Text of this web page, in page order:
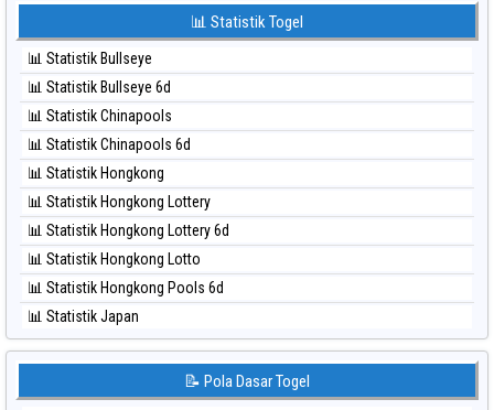
⚽ Bola Merah Taiwan
⚽ Bola Hitam Kuda Lari
⚽ Bola Hitam Magnum Cambodia
⚽ Bola Hitam Nagoya
⚽ Bola Hitam North Carolina Day
⚽ Bola Hitam Pcso
⚽ Bola Hitam Sao Paulo
⚽ Bola Hitam Singapore
⚽ Bola Hitam Sydney
⚽ Bola Hitam Sydney Lottery
⚽ Bola Hitam Sydney Lottery 6d
⚽ Bola Hitam Sydney Lotto
📊 Statistik Togel
📊 Statistik Bullseye
📊 Statistik Bullseye 6d
📊 Statistik Chinapools
📊 Statistik Chinapools 6d
📊 Statistik Hongkong
📊 Statistik Hongkong Lottery
📊 Statistik Hongkong Lottery 6d
📊 Statistik Hongkong Lotto
📊 Statistik Hongkong Pools 6d
📊 Statistik Japan
📊 Statistik Japan 6d
📊 Statistik Kuda Lari
📝 Pola Dasar Togel